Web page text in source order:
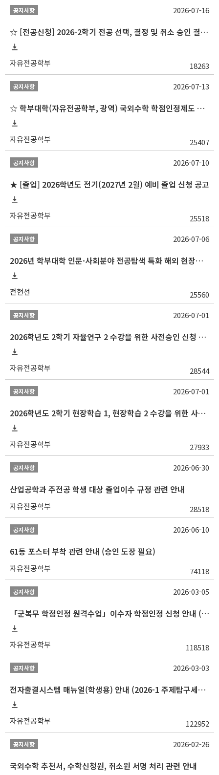
공지사항
☆ [전공신청] 2026-2학기 전공 선택, 결정 및 취소 승인 결과 알림(심화전공 포함)
자유전공학부 18263
2026-07-16
공지사항
☆ 학부대학(자유전공학부, 광역) 국외수학 학점인정제도 변경 안내(2027-1학기 파견학생부터)
자유전공학부 25407
2026-07-13
공지사항
★ [졸업] 2026학년도 전기(2027년 2월) 예비 졸업 신청 공고
자유전공학부 25518
2026-07-10
공지사항
2026년 학부대학 인문·사회분야 전공탐색 특화 해외 현장학습 프로그램(중국) 모집 안내
전현선 25560
2026-07-06
공지사항
2026학년도 2학기 자율연구 2 수강을 위한 사전승인 신청 안내
자유전공학부 28544
2026-07-01
공지사항
2026학년도 2학기 현장학습 1, 현장학습 2 수강을 위한 사전승인 신청 안내
자유전공학부 27933
2026-07-01
공지사항
산업공학과 주전공 학생 대상 졸업이수 규정 관련 안내
자유전공학부 28518
2026-06-30
공지사항
61동 포스터 부착 관련 안내 (승인 도장 필요)
자유전공학부 74118
2026-06-10
공지사항
「군복무 학점인정 원격수업」이수자 학점인정 신청 안내 (2025-2 이전 군복무 원격수업 수강자 필독)
자유전공학부 118518
2026-03-05
공지사항
전자출결시스템 매뉴얼(학생용) 안내 (2026-1 주제탐구세미나 1 (001 분반) 등)
자유전공학부 122952
2026-03-03
공지사항
국외수학 추천서, 수학신청원, 취소원 서명 처리 관련 안내
2026-02-26